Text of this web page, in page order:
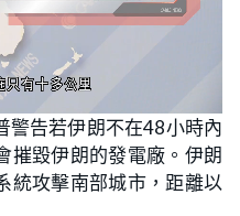
警告若伊朗不在48小時內
摧毀伊朗的發電廠。伊朗
統攻擊南部城市，距離以